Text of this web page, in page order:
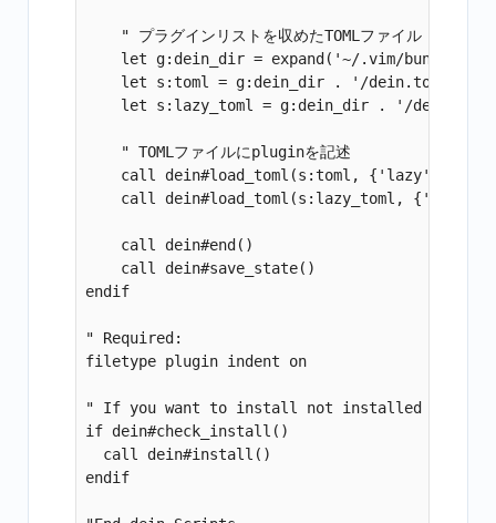
    " プラグインリストを収めたTOMLファイル
    let g:dein_dir = expand('~/.vim/bundle')
    let s:toml = g:dein_dir . '/dein.toml'
let s:lazy_toml = g:dein_dir . '/
    " TOMLファイルにpluginを記述
    call dein#load_toml(s:toml, {'lazy': 0})
call dein#load_toml(s:lazy_toml, {'lazy':
    call dein#end()
    call dein#save_state()
endif
" Required:
filetype plugin indent on
" If you want to install not installed plugins
if dein#check_install()
  call dein#install()
endif